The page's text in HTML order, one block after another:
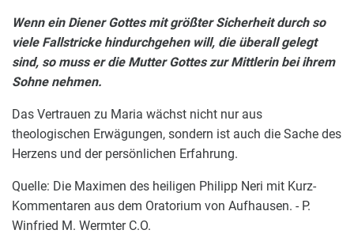
Wenn ein Diener Gottes mit größter Sicherheit durch so
viele Fallstricke hindurchgehen will, die überall gelegt
sind, so muss er die Mutter Gottes zur Mittlerin bei ihrem
Sohne nehmen.
Das Vertrauen zu Maria wächst nicht nur aus
theologischen Erwägungen, sondern ist auch die Sache des
Herzens und der persönlichen Erfahrung.
Quelle: Die Maximen des heiligen Philipp Neri mit Kurz-
Kommentaren aus dem Oratorium von Aufhausen. - P.
Winfried M. Wermter C.O.